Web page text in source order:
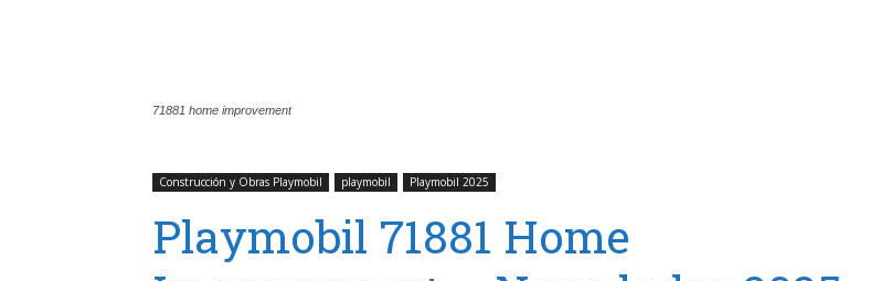
71881 home improvement
Construcción y Obras Playmobil playmobil Playmobil 2025
Playmobil 71881 Home